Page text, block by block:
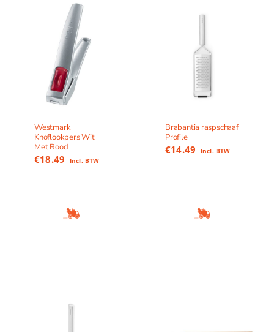
Westmark
Knoflookpers Wit
Met Rood
€18.49 Incl. BTW
Brabantia raspschaaf
Profile
€14.49 Incl. BTW